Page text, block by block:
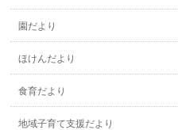
園だより
ほけんだより
食育だより
地域子育て支援だより